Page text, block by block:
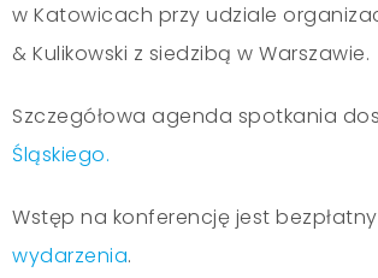
w Katowicach przy udziale
& Kulikowski z siedzibą w Warszawie.
Szczegółowa agenda spotkania
Śląskiego.
Wstęp na konferencję jest
wydarzenia.